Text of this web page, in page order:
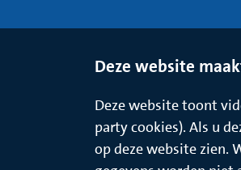
Deze website
Deze website toont
party cookies). Als u
op deze website zien.